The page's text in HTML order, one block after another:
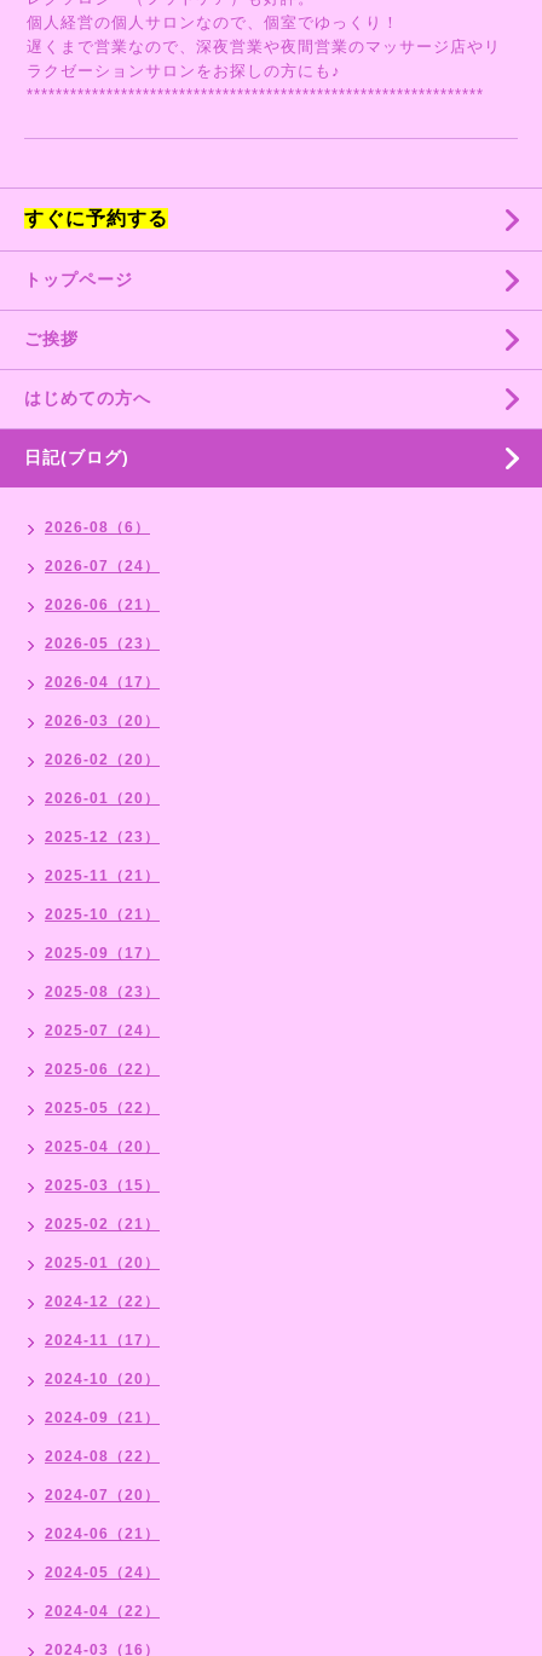
個人経営の個人サロンなので、個室でゆっくり！
遅くまで営業なので、深夜営業や夜間営業のマッサージ店やリ
ラクゼーションサロンをお探しの方にも♪
***************************************************************
すぐに予約する
トップページ
ご挨拶
はじめての方へ
日記(ブログ)
2026-08（6）
2026-07（24）
2026-06（21）
2026-05（23）
2026-04（17）
2026-03（20）
2026-02（20）
2026-01（20）
2025-12（23）
2025-11（21）
2025-10（21）
2025-09（17）
2025-08（23）
2025-07（24）
2025-06（22）
2025-05（22）
2025-04（20）
2025-03（15）
2025-02（21）
2025-01（20）
2024-12（22）
2024-11（17）
2024-10（20）
2024-09（21）
2024-08（22）
2024-07（20）
2024-06（21）
2024-05（24）
2024-04（22）
2024-03（16）